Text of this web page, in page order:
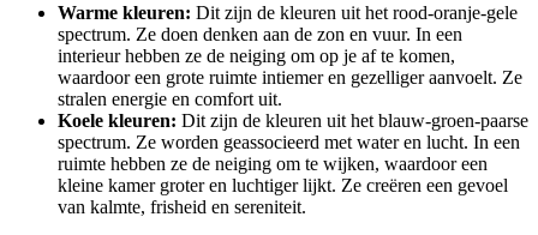
Warme kleuren: Dit zijn de kleuren uit het rood-oranje-gele
spectrum. Ze doen denken aan de zon en vuur. In een
interieur hebben ze de neiging om op je af te komen,
waardoor een grote ruimte intiemer en gezelliger aanvoelt. Ze
stralen energie en comfort uit.
Koele kleuren: Dit zijn de kleuren uit het blauw-groen-paarse
spectrum. Ze worden geassocieerd met water en lucht. In een
ruimte hebben ze de neiging om te wijken, waardoor een
kleine kamer groter en luchtiger lijkt. Ze creëren een gevoel
van kalmte, frisheid en sereniteit.